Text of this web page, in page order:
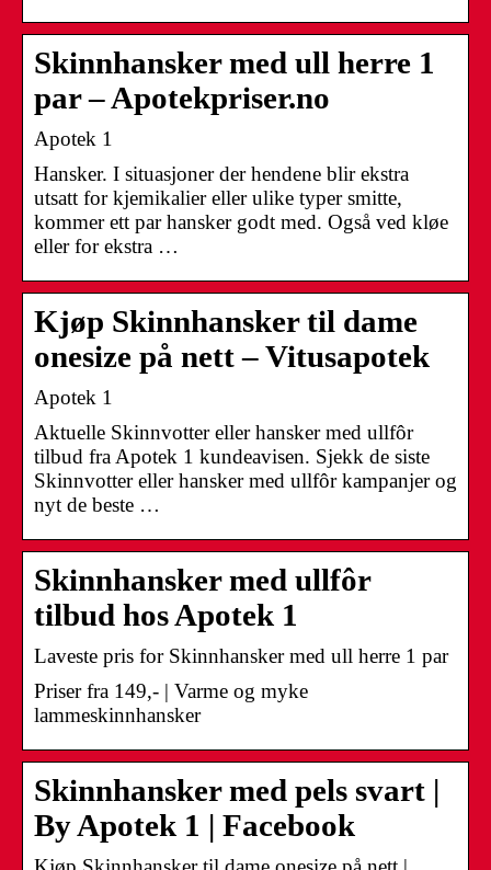
Skinnhansker med ull herre 1
par – Apotekpriser.no
Apotek 1
Hansker. I situasjoner der hendene blir ekstra
utsatt for kjemikalier eller ulike typer smitte,
kommer ett par hansker godt med. Også ved kløe
eller for ekstra …
Kjøp Skinnhansker til dame
onesize på nett – Vitusapotek
Apotek 1
Aktuelle Skinnvotter eller hansker med ullfôr
tilbud fra Apotek 1 kundeavisen. Sjekk de siste
Skinnvotter eller hansker med ullfôr kampanjer og
nyt de beste …
Skinnhansker med ullfôr
tilbud hos Apotek 1
Laveste pris for Skinnhansker med ull herre 1 par
Priser fra 149,- | Varme og myke
lammeskinnhansker
Skinnhansker med pels svart |
By Apotek 1 | Facebook